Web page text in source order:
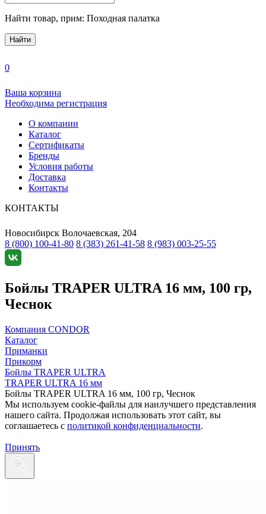
Найти товар, прим: Походная палатка
Найти
0
Ваша корзина
Необходима регистрация
О компании
Каталог
Сертификаты
Бренды
Условия работы
Доставка
Контакты
КОНТАКТЫ
Новосибирск Волочаевская, 204
8 (800) 100-41-80 8 (383) 261-41-58 8 (983) 003-25-55
Бойлы TRAPER ULTRA 16 мм, 100 гр,
Чеснок
Компания CONDOR
Каталог
Приманки
Прикорм
Бойлы TRAPER ULTRA
TRAPER ULTRA 16 мм
Бойлы TRAPER ULTRA 16 мм, 100 гр, Чеснок
Мы используем cookie-файлы для наилучшего представления
нашего сайта. Продолжая использовать этот сайт, вы
соглашаетесь c политикой конфиденциальности.
Принять